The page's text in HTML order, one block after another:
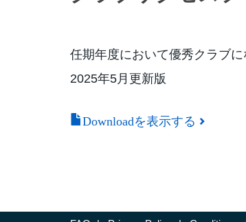
任期年度において優秀クラブ
2025年5月更新版
Downloadを表示する